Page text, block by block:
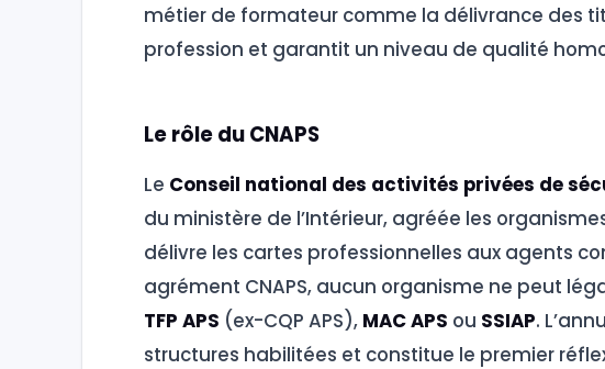
métier de formateur comme la délivrance des
profession et garantit un niveau de qualité
Le rôle du CNAPS
Le Conseil national des activités privées de
du ministère de l’Intérieur, agréée les
délivre les cartes professionnelles aux agents
agrément CNAPS, aucun organisme ne peut
TFP APS (ex-CQP APS), MAC APS ou SSIAP.
structures habilitées et constitue le premier